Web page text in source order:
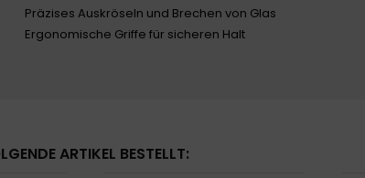
Präzises Auskröseln und Brechen von Glas
Ergonomische Griffe für sicheren Halt
ARTIKEL BESTELLT: